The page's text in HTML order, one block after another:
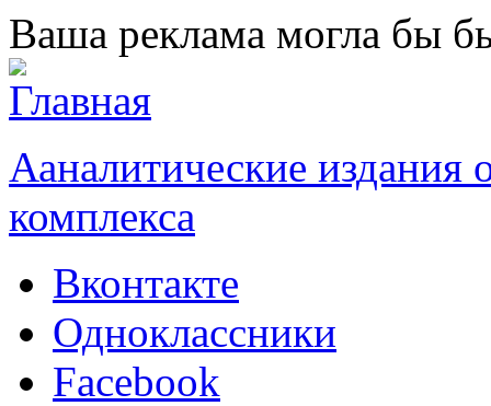
Перейти к основному содержанию
Ваша реклама могла бы
Ааналитические
комплекса
Вконтакте
Одноклассники
Facebook